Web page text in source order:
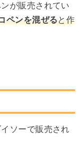
が販売されてい
ペンを混ぜると作
ソーで販売され